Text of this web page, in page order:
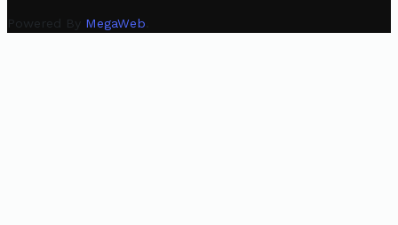
Powered By MegaWeb